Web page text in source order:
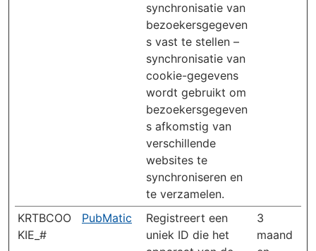
synchronisatie van
bezoekersgegeven
s vast te stellen –
synchronisatie van
cookie-gegevens
wordt gebruikt om
bezoekersgegeven
s afkomstig van
verschillende
websites te
synchroniseren en
te verzamelen.
KRTBCOO
KIE_#
PubMatic
Registreert een
uniek ID die het
3
maand